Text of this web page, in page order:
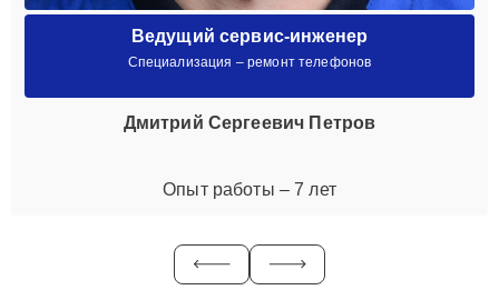
Ведущий сервис-инженер
Специализация – ремонт телефонов
Дмитрий Сергеевич Петров
Опыт работы – 7 лет